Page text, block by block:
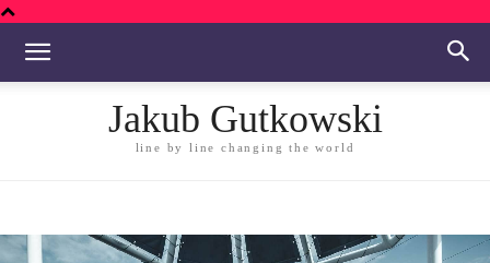
Jakub Gutkowski
line by line changing the world